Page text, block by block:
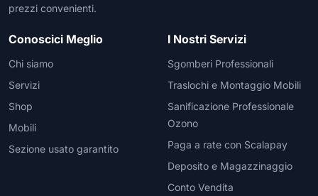
prezzi convenienti.
Conoscici Meglio
Chi siamo
Servizi
Shop
Mobili
Sezione usato garantito
I Nostri Servizi
Sgomberi Professionali
Traslochi e Montaggio Mobili
Sanificazione Professionale
Ozono
Paga a rate con Scalapay
Deposito e Magazzinaggio
Conto Vendita